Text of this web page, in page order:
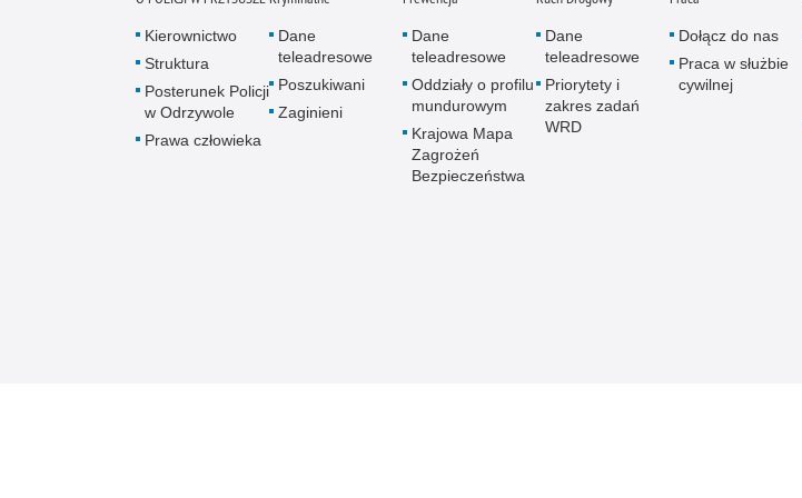
Kierownictwo
Struktura
Posterunek Policji
w Odrzywole
Prawa człowieka
Dane
teleadresowe
Poszukiwani
Zaginieni
Dane
teleadresowe
Oddziały o profilu
mundurowym
Krajowa Mapa
Zagrożeń
Bezpieczeństwa
Dane
teleadresowe
Priorytety i
zakres zadań
WRD
Dołącz do nas
Praca w służbie
cywilnej